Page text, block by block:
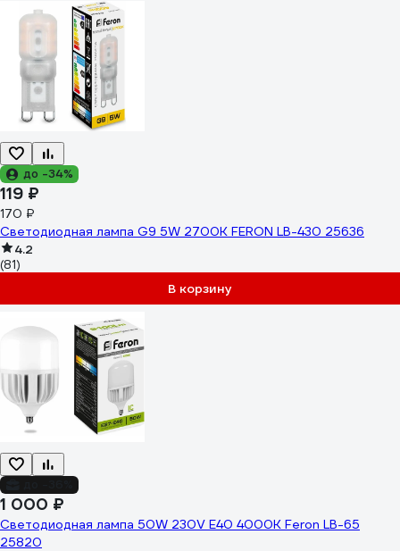
до -34%
119 ₽
170 ₽
Светодиодная лампа G9 5W 2700K FERON LB-430 25636
4.2
(81)
В корзину
1 000 ₽
Светодиодная лампа 50W 230V E40 4000K Feron LB-65
25820